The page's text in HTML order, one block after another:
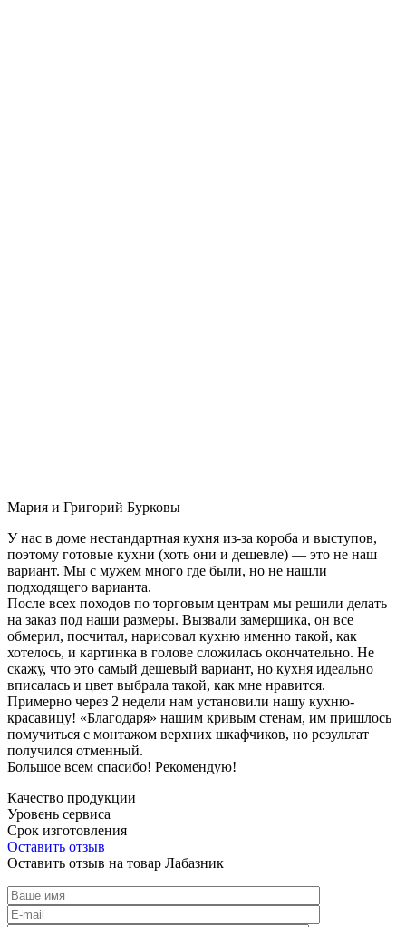
Мария и Григорий Бурковы
У нас в доме нестандартная кухня из-за короба и выступов,
поэтому готовые кухни (хоть они и дешевле) — это не наш
вариант. Мы с мужем много где были, но не нашли
подходящего варианта.
После всех походов по торговым центрам мы решили делать
на заказ под наши размеры. Вызвали замерщика, он все
обмерил, посчитал, нарисовал кухню именно такой, как
хотелось, и картинка в голове сложилась окончательно. Не
скажу, что это самый дешевый вариант, но кухня идеально
вписалась и цвет выбрала такой, как мне нравится.
Примерно через 2 недели нам установили нашу кухню-
красавицу! «Благодаря» нашим кривым стенам, им пришлось
помучиться с монтажом верхних шкафчиков, но результат
получился отменный.
Большое всем спасибо! Рекомендую!
Качество продукции
Уровень сервиса
Срок изготовления
Оставить отзыв
Оставить отзыв на товар Лабазник